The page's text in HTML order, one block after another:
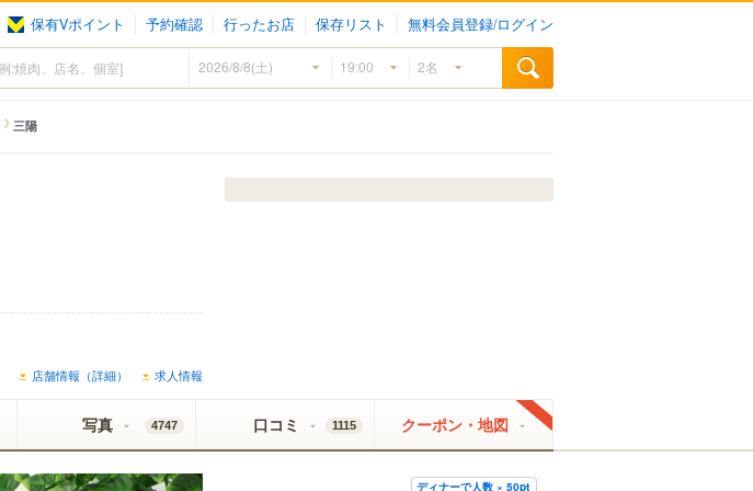
保有Vポイント 予約確認 行ったお店 保存リスト 無料会員登録/ログイン
三陽
店舗情報（詳細） 求人情報
写真 4747 口コミ 1115 クーポン・地図
ディナーで人数 × 50pt